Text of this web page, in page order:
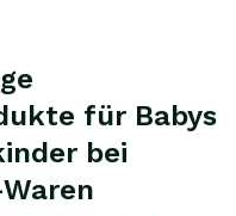
für Babys
bei